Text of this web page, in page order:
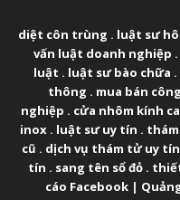
diệt côn trùng . luật sư
vấn luật doanh nghiệp .
luật . luật sư bào chữa .
thông . mua bán
nghiệp . cửa nhôm kính
inox . luật sư uy tín .
cũ . dịch vụ thám tử uy tín
tín . sang tên sổ đỏ .
cáo Facebook|